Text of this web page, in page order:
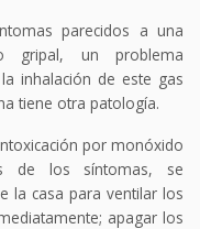
parecidos a una
gripal, un problema
inhalación de este gas
tiene otra patología.
por monóxido
de los síntomas, se
la casa para ventilar los
apagar los